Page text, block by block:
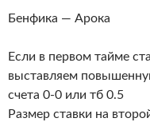
Бенфика — Арока
Если в первом тайме
выставляем
счета 0-0 или тб 0.5
Размер ставки на